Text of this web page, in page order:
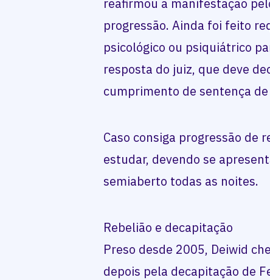
progressão. Ainda foi feito
psicológico ou psiquiátrico
resposta do juiz, que deve
cumprimento de sentença de
Caso consiga progressão de
estudar, devendo se
semiaberto todas as noites.
Rebelião e decapitação
Preso desde 2005, Deiwid
depois pela decapitação de